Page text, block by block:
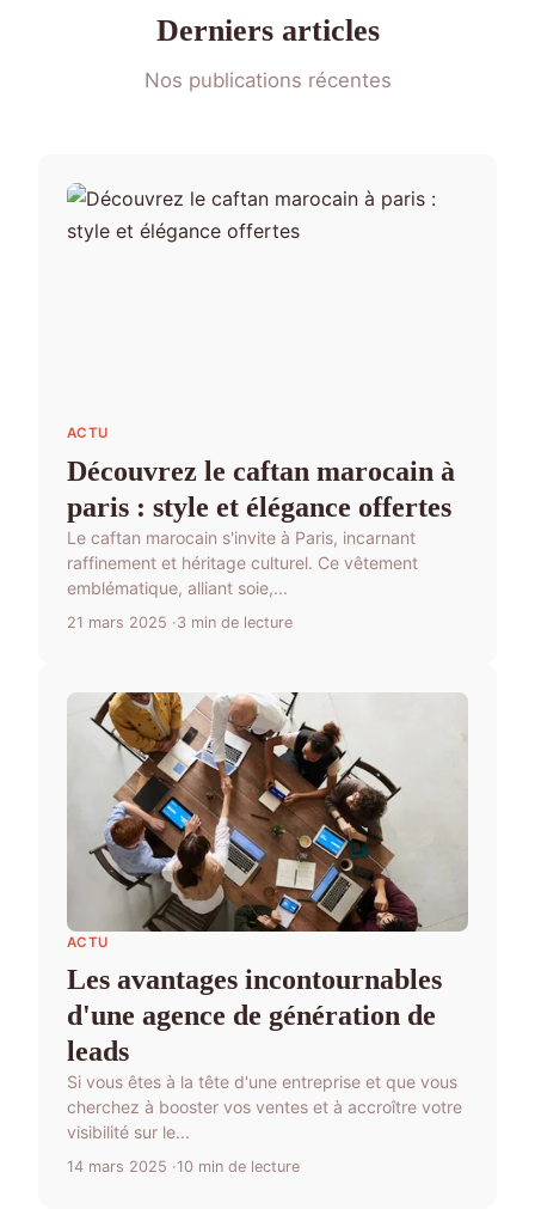
Derniers articles
Nos publications récentes
ACTU
Découvrez le caftan marocain à
paris : style et élégance offertes
Le caftan marocain s'invite à Paris, incarnant
raffinement et héritage culturel. Ce vêtement
emblématique, alliant soie,...
21 mars 2025 3 min de lecture
ACTU
Les avantages incontournables
d'une agence de génération de
leads
Si vous êtes à la tête d'une entreprise et que vous
cherchez à booster vos ventes et à accroître votre
visibilité sur le...
14 mars 2025 10 min de lecture